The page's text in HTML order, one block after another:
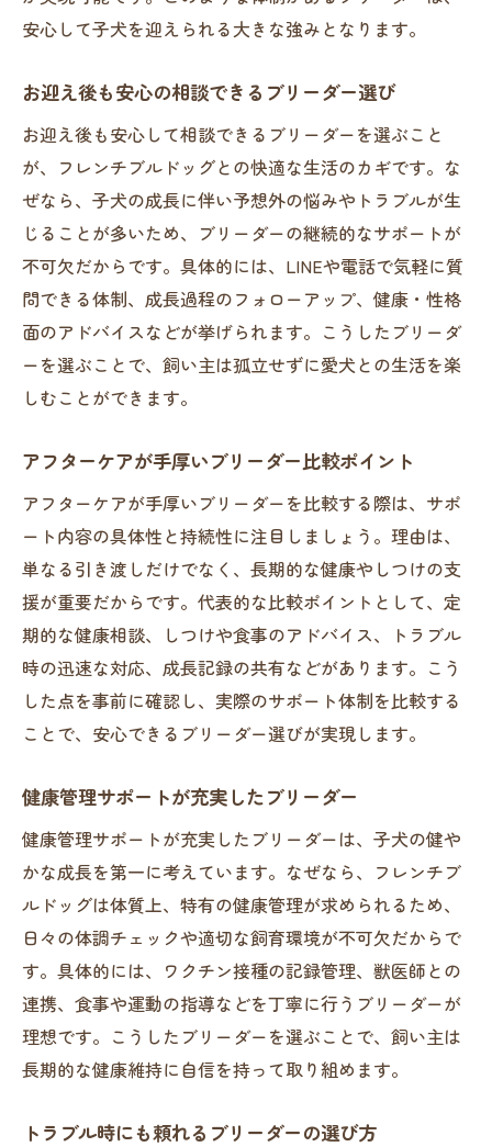
安心して子犬を迎えられる大きな強みとなります。
お迎え後も安心の相談できるブリーダー選び
お迎え後も安心して相談できるブリーダーを選ぶこと
が、フレンチブルドッグとの快適な生活のカギです。な
ぜなら、子犬の成長に伴い予想外の悩みやトラブルが生
じることが多いため、ブリーダーの継続的なサポートが
不可欠だからです。具体的には、LINEや電話で気軽に質
問できる体制、成長過程のフォローアップ、健康・性格
面のアドバイスなどが挙げられます。こうしたブリーダ
ーを選ぶことで、飼い主は孤立せずに愛犬との生活を楽
しむことができます。
アフターケアが手厚いブリーダー比較ポイント
アフターケアが手厚いブリーダーを比較する際は、サポ
ート内容の具体性と持続性に注目しましょう。理由は、
単なる引き渡しだけでなく、長期的な健康やしつけの支
援が重要だからです。代表的な比較ポイントとして、定
期的な健康相談、しつけや食事のアドバイス、トラブル
時の迅速な対応、成長記録の共有などがあります。こう
した点を事前に確認し、実際のサポート体制を比較する
ことで、安心できるブリーダー選びが実現します。
健康管理サポートが充実したブリーダー
健康管理サポートが充実したブリーダーは、子犬の健や
かな成長を第一に考えています。なぜなら、フレンチブ
ルドッグは体質上、特有の健康管理が求められるため、
日々の体調チェックや適切な飼育環境が不可欠だからで
す。具体的には、ワクチン接種の記録管理、獣医師との
連携、食事や運動の指導などを丁寧に行うブリーダーが
理想です。こうしたブリーダーを選ぶことで、飼い主は
長期的な健康維持に自信を持って取り組めます。
トラブル時にも頼れるブリーダーの選び方